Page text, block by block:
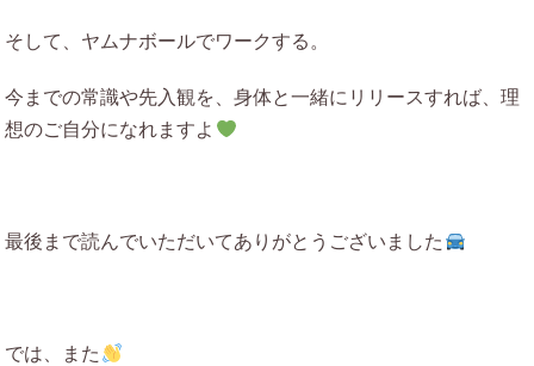
そして、ヤムナボールでワークする。
今までの常識や先入観を、身体と一緒にリリースすれば、理
想のご自分になれますよ
最後まで読んでいただいてありがとうございました
では、また